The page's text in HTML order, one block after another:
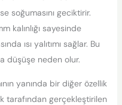
soğumasını geciktirir.
kalınlığı sayesinde
ısı yalıtımı sağlar. Bu
düşüşe neden olur.
yanında bir diğer özellik
tarafından gerçekleştirilen